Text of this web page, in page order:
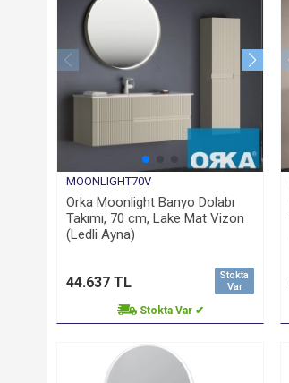
MOONLIGHT70V
Orka Moonlight Banyo Dolabı
Takımı, 70 cm, Lake Mat Vizon
(Ledli Ayna)
Stokta
Var
44.637 TL
Stokta Var ✔